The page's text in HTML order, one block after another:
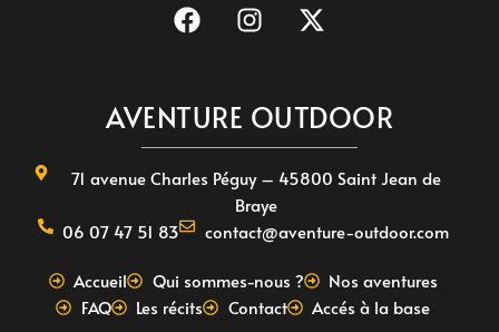
AVENTURE OUTDOOR
71 avenue Charles Péguy – 45800 Saint Jean de
Braye
06 07 47 51 83
contact@aventure-outdoor.com
Accueil Qui sommes-nous ?
Nos aventures
FAQ
Les récits Contact Accés à la base